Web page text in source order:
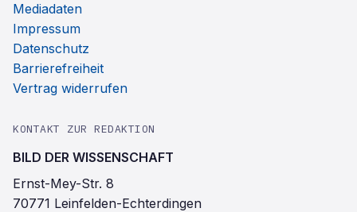
Mediadaten
Impressum
Datenschutz
Barrierefreiheit
Vertrag widerrufen
KONTAKT ZUR REDAKTION
BILD DER WISSENSCHAFT
Ernst-Mey-Str. 8
70771 Leinfelden-Echterdingen